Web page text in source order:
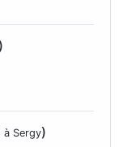
à Sergy)